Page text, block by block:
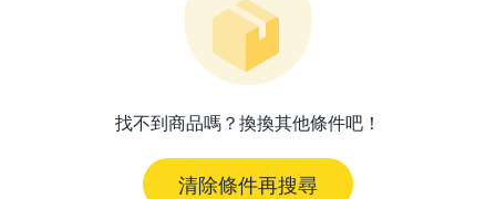
找不到商品嗎？換換其他條件吧！
清除條件再搜尋